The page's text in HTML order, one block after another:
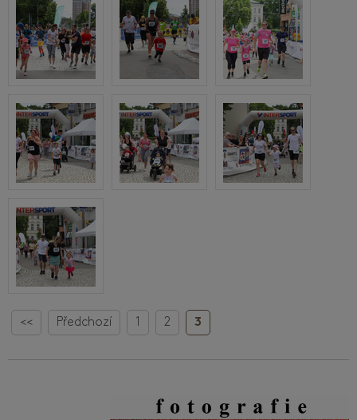
<< Předchozí 1 2 3